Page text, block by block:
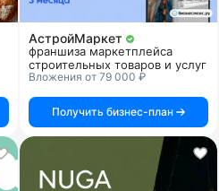
АстройМаркет
франшиза маркетплейса
строительных товаров и услуг
Вложения от 79 000 ₽
Получить бизнес-план